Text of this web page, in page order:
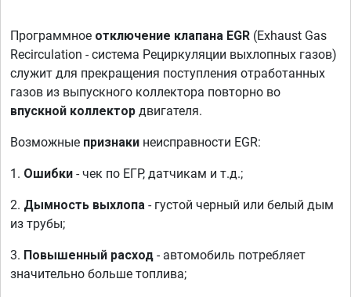
Программное отключение клапана EGR (Exhaust Gas
Recirculation - система Рециркуляции выхлопных газов)
служит для прекращения поступления отработанных
газов из выпускного коллектора повторно во
впускной коллектор двигателя.
Возможные признаки неисправности EGR:
1. Ошибки - чек по ЕГР, датчикам и т.д.;
2. Дымность выхлопа - густой черный или белый дым
из трубы;
3. Повышенный расход - автомобиль потребляет
значительно больше топлива;